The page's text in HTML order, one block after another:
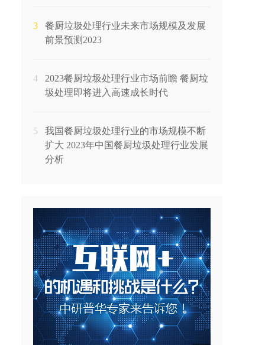
3
餐厨垃圾处理行业未来市场规模及发展
前景预测2023
4
2023餐厨垃圾处理行业市场前瞻 餐厨垃
圾处理即将进入高速成长时代
5
我国餐厨垃圾处理行业的市场规模不断
扩大 2023年中国餐厨垃圾处理行业发展
分析